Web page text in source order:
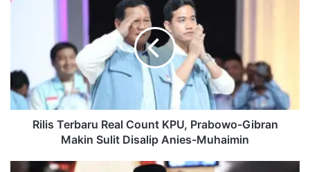
Terbaru
Prabowo-
Gibran
Makin
Sulit
DisalipRilis Terbaru Real Count KPU, Prabowo-Gibran
Makin Sulit Disalip Anies-Muhaimin